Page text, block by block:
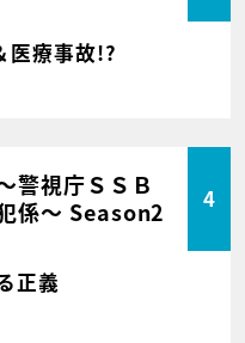
医療事故!?
警視庁ＳＳＢ
係～ Season2
4
正義